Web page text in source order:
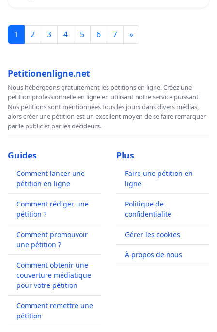
1 2 3 4 5 6 7 »
Petitionenligne.net
Nous hébergeons gratuitement les pétitions en ligne. Créez une
pétition professionnelle en ligne en utilisant notre service puissant !
Nos pétitions sont mentionnées tous les jours dans divers médias,
alors créer une pétition est un excellent moyen de se faire remarquer
par le public et par les décideurs.
Guides
Comment lancer une
pétition en ligne
Comment rédiger une
pétition ?
Comment promouvoir
une pétition ?
Comment obtenir une
couverture médiatique
pour votre pétition
Comment remettre une
pétition
Plus
Faire une pétition en
ligne
Politique de
confidentialité
Gérer les cookies
À propos de nous